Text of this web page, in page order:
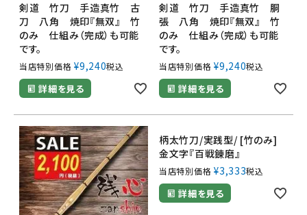
剣道 竹刀 手造真竹 古
刀 八角 焼印『無双』 竹
のみ 仕組み（完成）も可能
です。
当店特別価格 ¥9,240税込
詳細を見る
剣道 竹刀 手造真竹 胴
張 八角 焼印『無双』 竹
のみ 仕組み（完成）も可能
です。
当店特別価格 ¥9,240税込
詳細を見る
柄太竹刀/実践型/ [竹のみ]
金文字『百戦錬磨』
当店特別価格 ¥3,333税込
詳細を見る